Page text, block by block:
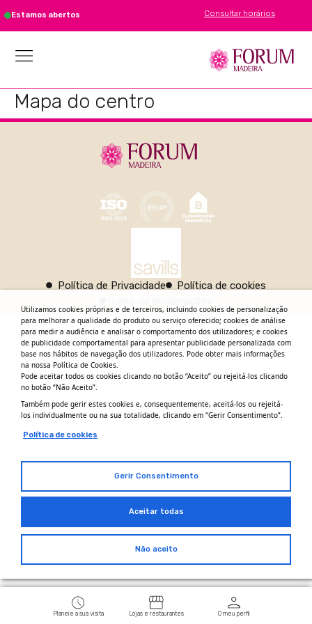
Estamos abertos Consultar horários
Mapa do centro
Política de Privacidade
Política de cookies
Planeie a sua visita Lojas e restaurantes O meu perfil
Utilizamos cookies próprias e de terceiros, incluindo cookies de personalização
para melhorar a qualidade do produto ou serviço oferecido; cookies de análise
para medir a audiência e analisar o comportamento dos utilizadores; e cookies
de publicidade comportamental para apresentar publicidade personalizada com
base nos hábitos de navegação dos utilizadores. Pode obter mais informações
na nossa Política de Cookies.
Pode aceitar todos os cookies clicando no botão “Aceito” ou rejeitá-los clicando
no botão “Não Aceito”.
Também pode gerir estes cookies e, consequentemente, aceitá-los ou rejeitá-
los individualmente ou na sua totalidade, clicando em “Gerir Consentimento”.
Política de cookies
Gerir Consentimento
Aceitar todas
Não aceito